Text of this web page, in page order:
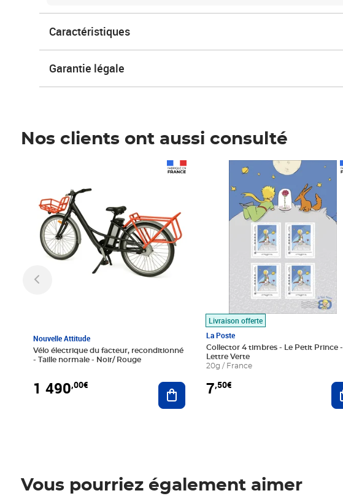
Caractéristiques
Garantie légale
Nos clients ont aussi consulté
Nouvelle Attitude
Vélo électrique du facteur, reconditionné
- Taille normale - Noir/ Rouge
1 490,00€ Ajouter au panier
Livraison offerte
La Poste
Collector 4 timbres - Le Petit Prince -
Lettre Verte
20g / France
7,50€
Prix 7,50€
Vous pourriez également aimer